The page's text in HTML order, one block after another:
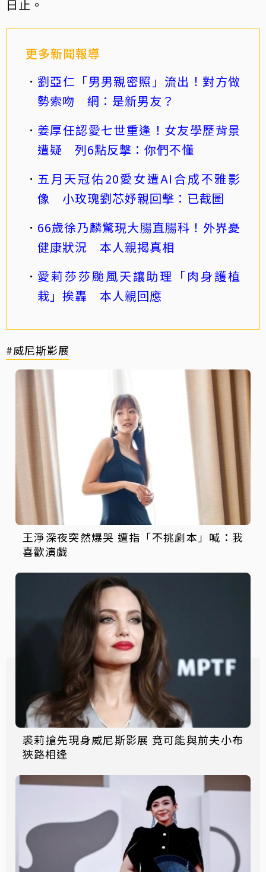
日止。
更多新聞報導
劉亞仁「男男親密照」流出！對方做
勢索吻 網：是新男友？
姜厚任認愛七世重逢！女友學歷背景
遭疑 列6點反擊：你們不懂
五月天冠佑20愛女遭AI合成不雅影
像 小玫瑰劉芯妤親回擊：已截圖
66歲徐乃麟驚現大腸直腸科！外界憂
健康狀況 本人親揭真相
愛莉莎莎颱風天讓助理「肉身護植
栽」挨轟 本人親回應
#威尼斯影展
王淨深夜突然爆哭 遭指「不挑劇本」喊：我
喜歡演戲
裘莉搶先現身威尼斯影展 竟可能與前夫小布
狹路相逢